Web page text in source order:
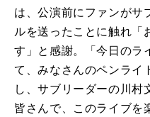
は、公演前にファンがサ
ルを送ったことに触れ「
す」と感謝。「今日のラ
て、みなさんのペンライ
し、サブリーダーの川村
皆さんで、このライブを